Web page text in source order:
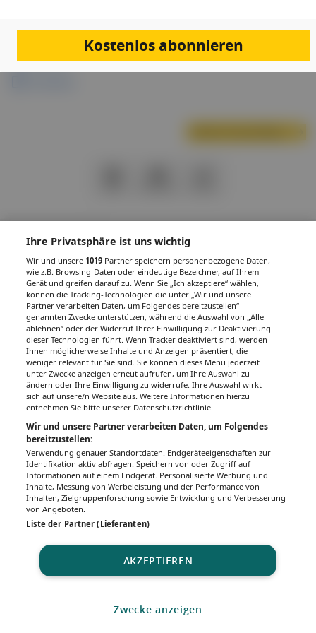
Links & Downloads
Programm
IMPRESSUM DATENSCHUTZ BAFG NUTZUNGSBEDINGUNGEN
MEDIADATEN & TARIFE PRESSE ZWECKE ANZEIGEN
© 2026Gesund.at– All rights reserved – Patientenwissen: MeinMed.at
Ihre Privatsphäre ist uns wichtig
Wir und unsere1019 Partner speichern personenbezogene Daten,
wie z.B. Browsing-Daten oder eindeutige Bezeichner, auf Ihrem
Gerät und greifen darauf zu. Wenn Sie „Ich akzeptiere“ wählen,
können die Tracking-Technologien die unter „Wir und unsere
Partner verarbeiten Daten, um Folgendes bereitzustellen“
genannten Zwecke unterstützen, während die Auswahl von „Alle
ablehnen“ oder der Widerruf Ihrer Einwilligung zur Deaktivierung
dieser Technologien führt. Wenn Tracker deaktiviert sind, werden
Ihnen möglicherweise Inhalte und Anzeigen präsentiert, die
weniger relevant für Sie sind. Sie können dieses Menü jederzeit
unter Zwecke anzeigen erneut aufrufen, um Ihre Auswahl zu
ändern oder Ihre Einwilligung zu widerrufe. Ihre Auswahl wirkt
sich auf unsere/n Website aus. Weitere Informationen hierzu
entnehmen Sie bitte unserer Datenschutzrichtlinie.
Wir und unsere Partner verarbeiten Daten, um Folgendes
bereitzustellen:
Verwendung genauer Standortdaten. Endgeräteeigenschaften zur
Identifikation aktiv abfragen. Speichern von oder Zugriff auf
Informationen auf einem Endgerät. Personalisierte Werbung und
Inhalte, Messung von Werbeleistung und der Performance von
Inhalten, Zielgruppenforschung sowie Entwicklung und Verbesserung
von Angeboten.
Liste der Partner (Lieferanten)
AKZEPTIEREN
Zwecke anzeigen
Kostenlos abonnieren